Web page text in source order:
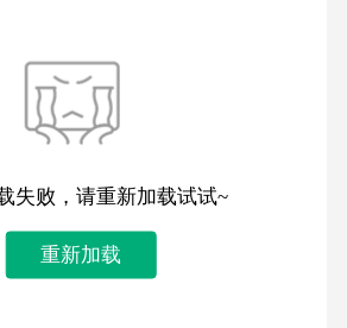
失败，请重新加载试试~
重新加载